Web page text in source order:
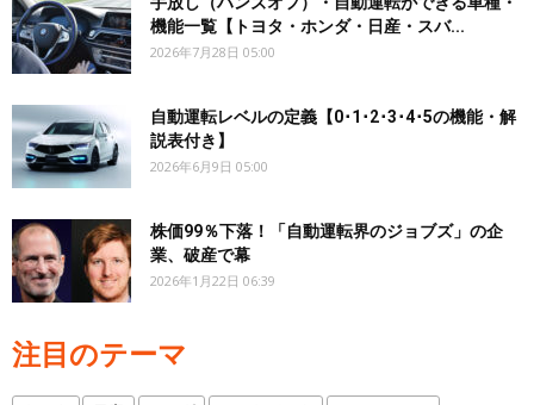
機能一覧【トヨタ・ホンダ・日産・スバ...
2026年7月28日 05:00
自動運転レベルの定義【0･1･2･3･4･5の機能・解
説表付き】
2026年6月9日 05:00
株価99％下落！「自動運転界のジョブズ」の企
業、破産で幕
2026年1月22日 06:39
注目のテーマ